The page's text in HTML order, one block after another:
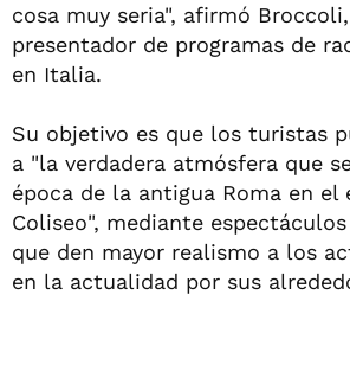
cosa muy seria", afirmó
presentador de programas de
en Italia.
Su objetivo es que los turistas
a "la verdadera atmósfera que
época de la antigua Roma en el
Coliseo", mediante
que den mayor realismo a los
en la actualidad por sus